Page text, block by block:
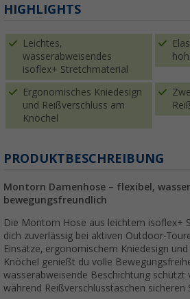
HIGHLIGHTS
Leichtes,
wasserabweisendes
isoflex+ Stretchmaterial
Ergonomisches Kniedesign
und Reißverschluss am
Knöchel
PRODUKTBESCHREIBUNG
Montorn Damenhose – flexibel,
bewegungsfreundlich
Die Montorn Hose aus leichtem isoflex+
dich zuverlässig bei aktiven Outdoor-
Einsätze, ergonomischem Kniedesign
Knöchel genießt du volle
wasserabweisende Beschichtung schützt
während Reißverschlusstaschen sicheren